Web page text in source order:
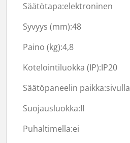
Säätötapa:elektroninen
Syvyys (mm):48
Paino (kg):4,8
Kotelointiluokka (IP):IP20
Säätöpaneelin paikka:sivulla
Suojausluokka:II
Puhaltimella:ei